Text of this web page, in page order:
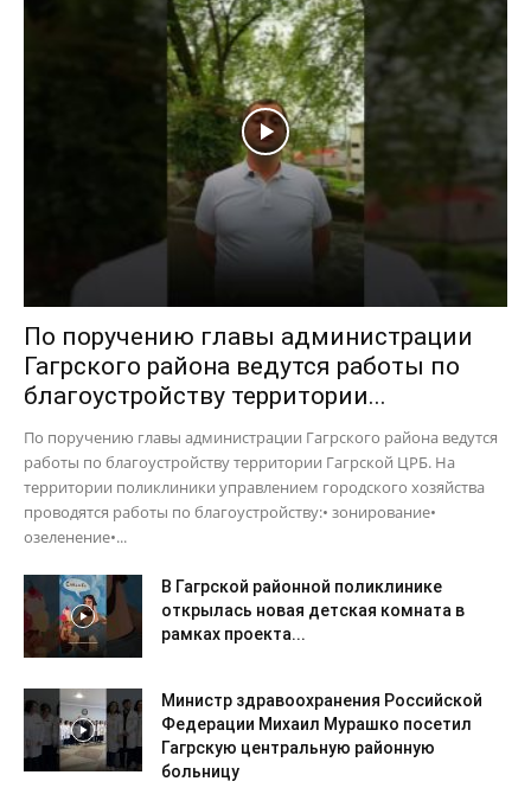
По поручению главы администрации
Гагрского района ведутся работы по
благоустройству территории...
По поручению главы администрации Гагрского района ведутся
работы по благоустройству территории Гагрской ЦРБ. На
территории поликлиники управлением городского хозяйства
проводятся работы по благоустройству:• зонирование•
озеленение•...
В Гагрской районной поликлинике
открылась новая детская комната в
рамках проекта...
Министр здравоохранения Российской
Федерации Михаил Мурашко посетил
Гагрскую центральную районную
больницу